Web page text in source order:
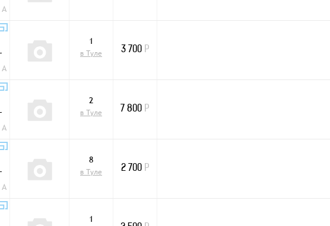
A
A
1
в Туле
3 700 Р
A
2
в Туле
7 800 Р
A
8
в Туле
2 700 Р
1